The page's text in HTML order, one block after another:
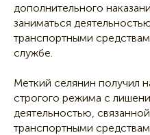
дополнительного
заниматься
транспортными
службе.
Меткий селянин получил
строгого режима с
деятельностью,
транспортными